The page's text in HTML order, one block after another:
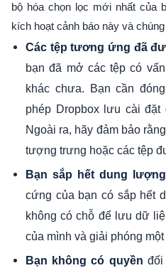
bộ hóa chọn lọc mới nhất của
kích hoạt cảnh báo này và
Các tệp tương ứng đã
bạn đã mở các tệp có
khác chưa. Bạn cần
phép Dropbox lưu cài
Ngoài ra, hãy đảm bảo
tượng trưng hoặc các tệp
Bạn sắp hết dung
cứng của bạn có sắp hết
không có chỗ để lưu dữ
của mình và giải phóng
Bạn không có quyền